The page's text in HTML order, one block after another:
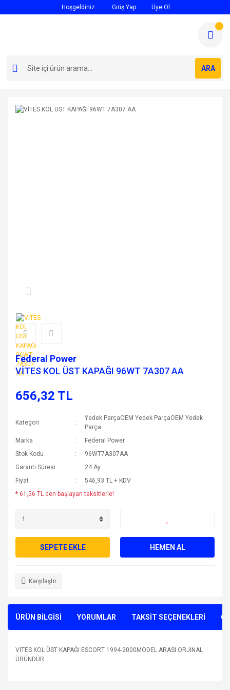
Hoşgeldiniz Giriş Yap Üye Ol
ARA
Federal Power
VİTES KOL ÜST KAPAĞI 96WT 7A307 AA
656,32 TL
Kategori
Yedek ParçaOEM Yedek ParçaOEM Yedek
Parça
Marka
Federal Power
Stok Kodu
96WT7A307AA
Garanti Süresi
24 Ay
Fiyat
546,93 TL + KDV
* 61,56 TL den başlayan taksitlerle!
SEPETE EKLE HEMEN AL
Karşılaştır
ÜRÜN BİLGİSİ YORUMLAR TAKSİT SEÇENEKLERİ
VİTES KOL ÜST KAPAĞI ESCORT 1994-2000MODEL ARASI ORJİNAL
ÜRÜNDÜR.